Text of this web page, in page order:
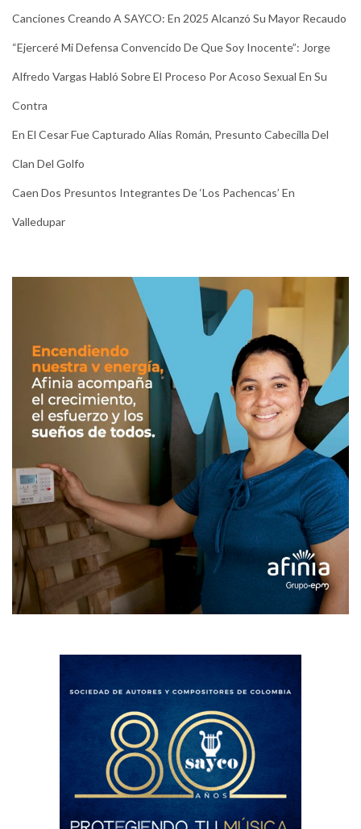
Canciones Creando A SAYCO: En 2025 Alcanzó Su Mayor Recaudo
“Ejerceré Mi Defensa Convencido De Que Soy Inocente”: Jorge
Alfredo Vargas Habló Sobre El Proceso Por Acoso Sexual En Su
Contra
En El Cesar Fue Capturado Alias Román, Presunto Cabecilla Del
Clan Del Golfo
Caen Dos Presuntos Integrantes De ‘Los Pachencas’ En
Valledupar